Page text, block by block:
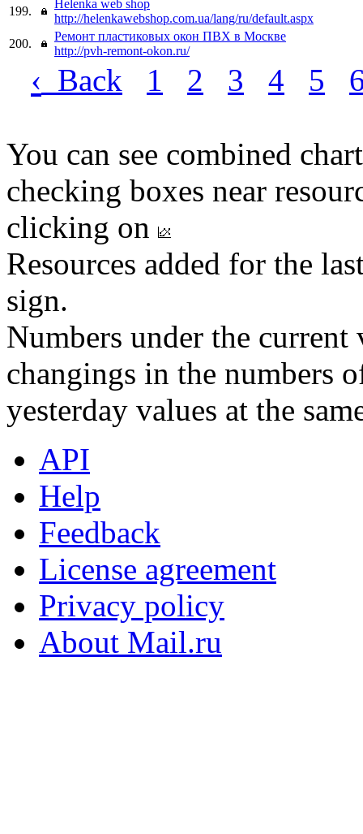
199.
Helenka web shop
http://helenkawebshop.com.ua/lang/ru/default.aspx
200.
Ремонт пластиковых окон ПВХ в Москве
http://pvh-remont-okon.ru/
‹ Back 1 2 3 4 5
You can see combined
checking boxes near
clicking on
Resources added for the
sign.
Numbers under the
changings in the numbers
yesterday values at the
API
Help
Feedback
License agreement
Privacy policy
About Mail.ru